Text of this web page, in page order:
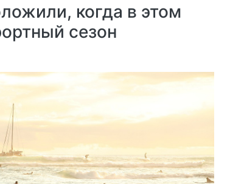
когда в этом
сезон